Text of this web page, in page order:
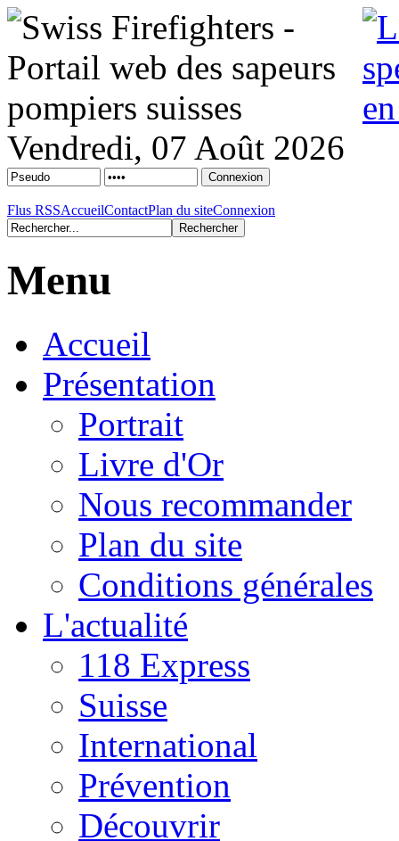
Vendredi, 07 Août 2026
Flus RSSAccueilContactPlan du siteConnexion
Menu
Accueil
Présentation
Portrait
Livre d'Or
Nous recommander
Plan du site
Conditions générales
L'actualité
118 Express
Suisse
International
Prévention
Découvrir